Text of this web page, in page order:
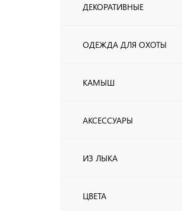
ДЕКОРАТИВНЫЕ
ОДЕЖДА ДЛЯ ОХОТЫ
КАМЫШ
АКСЕССУАРЫ
ИЗ ЛЫКА
ЦВЕТА